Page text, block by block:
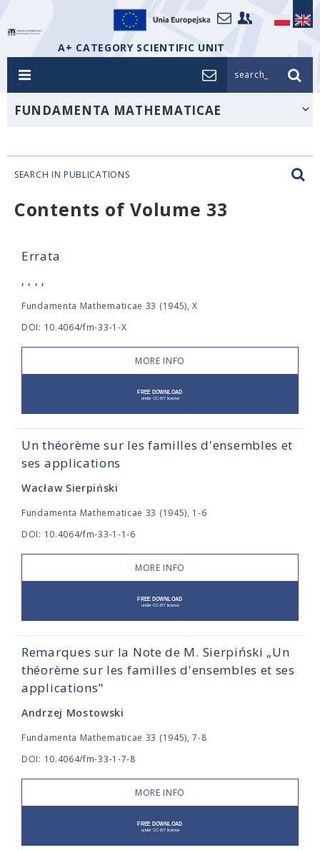
A+ CATEGORY SCIENTIFIC UNIT
search_
FUNDAMENTA MATHEMATICAE
SEARCH IN PUBLICATIONS
Contents of Volume 33
Errata
, , , ,
Fundamenta Mathematicae 33 (1945), X
DOI: 10.4064/fm-33-1-X
MORE INFO
Un théorème sur les familles d'ensembles et
ses applications
Wacław Sierpiński
Fundamenta Mathematicae 33 (1945), 1-6
DOI: 10.4064/fm-33-1-1-6
MORE INFO
Remarques sur la Note de M. Sierpiński „Un
théorème sur les familles d'ensembles et ses
applications"
Andrzej Mostowski
Fundamenta Mathematicae 33 (1945), 7-8
DOI: 10.4064/fm-33-1-7-8
MORE INFO